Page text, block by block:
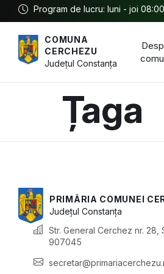
Program de lucru: luni - joi
COMUNA
CERCHEZU
JudețulConstanța
Țaga
PRIMĂRIA COMUNEI
JudețulConstanța
Str. General Cerchez nr. 28,
907045